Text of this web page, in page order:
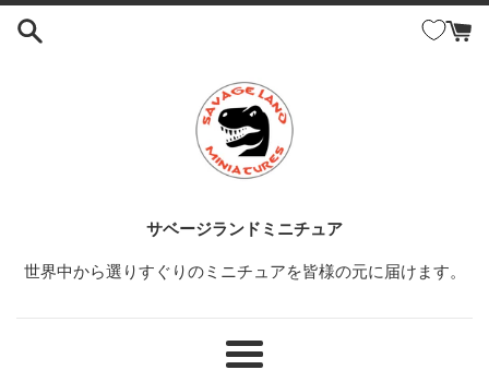
コ
サベージランドミニチュア
世界中から選りすぐりのミニチュアを皆様の元に届けます。
メ